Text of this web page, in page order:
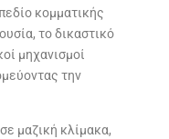
κομματικής
το δικαστικό
μηχανισμοί
την
μαζική κλίμακα,